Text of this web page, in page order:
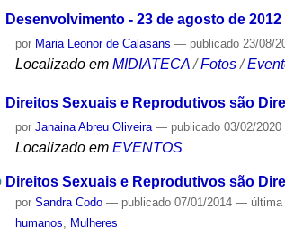
Desenvolvimento - 23 de agosto de 2012
por Maria Leonor de Calasans — publicado 23/08/
Localizado em MIDIATECA /Fotos /
Direitos Sexuais e Reprodutivos são
porJanaina Abreu Oliveira — publicado 03/02/2020
Localizado em EVENTOS
Direitos Sexuais e Reprodutivos são
porSandra Codo — publicado 07/01/2014—
humanos, Mulheres